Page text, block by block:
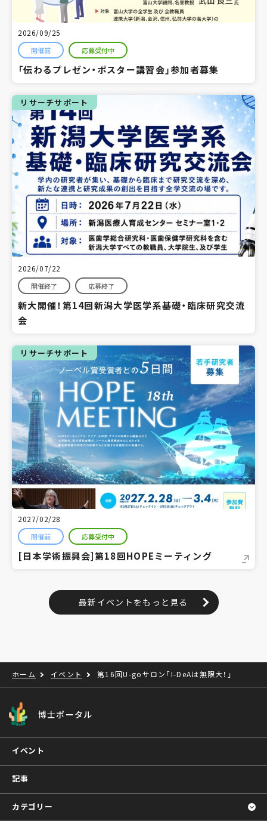
2026/09/25
開催前 応募受付中
「伝わるプレゼン・ポスター講習会」参加者募集
リサーチサポート
2026/07/22
開催終了 応募終了
新大開催！第14回新潟大学医学系基礎・臨床研究交流
会
リサーチサポート
2027/02/28
開催前 応募受付中
[日本学術振興会]第18回HOPEミーティング
最新イベントをもっと見る
ホーム イベント 第16回U-goサロン「I-DeAは無限大！」
博士ポータル
イベント
記事
カテゴリー